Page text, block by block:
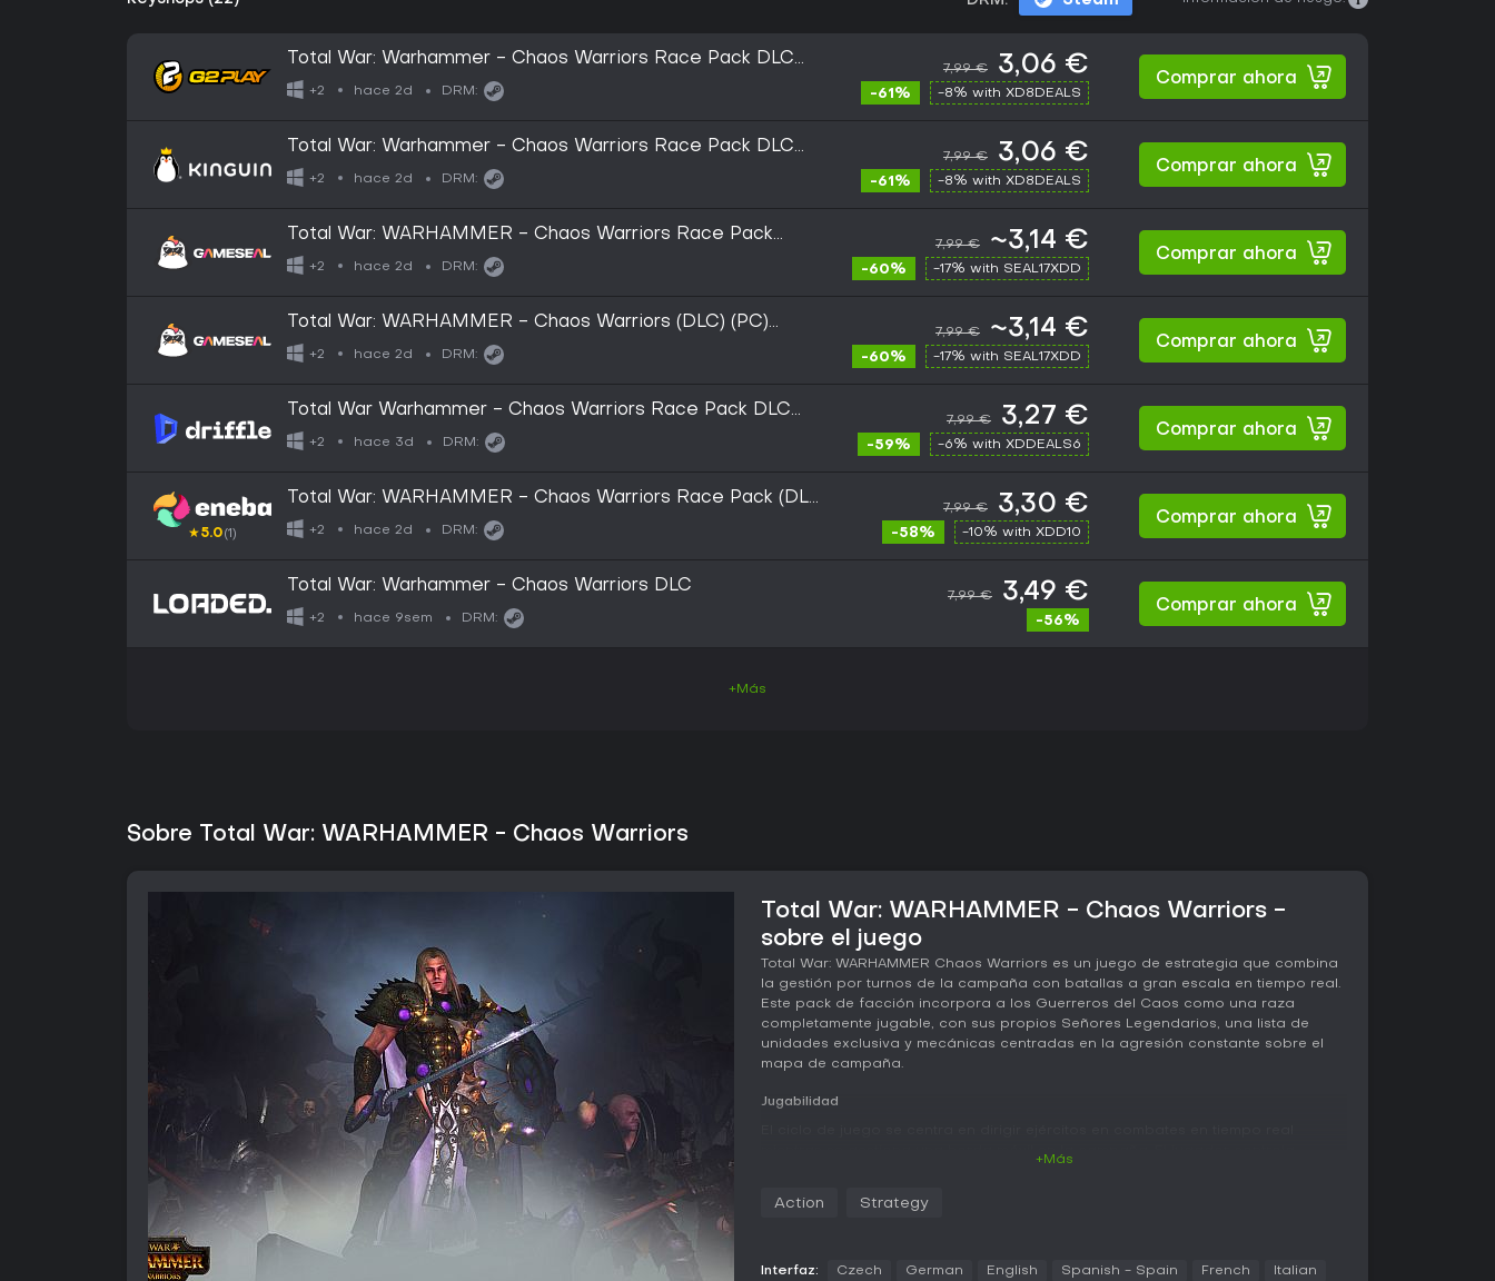
Total War: Warhammer - Chaos Warriors Race Pack DLC
PC Steam CD Key
+2 hace 2d DRM:
7,99 € 3,06 €
-61% -8% with XD8DEALS
Comprar ahora
Total War: Warhammer - Chaos Warriors Race Pack DLC
PC Steam CD Key
+2 hace 2d DRM:
7,99 € 3,06 €
-61% -8% with XD8DEALS
Comprar ahora
Total War: WARHAMMER - Chaos Warriors Race Pack
(DLC) (PC) Steam Key - EU
+2 hace 2d DRM:
7,99 € ~3,14 €
-60% -17% with SEAL17XDD
Comprar ahora
Total War: WARHAMMER - Chaos Warriors (DLC) (PC)
Steam Key - GLOBAL
+2 hace 2d DRM:
7,99 € ~3,14 €
-60% -17% with SEAL17XDD
Comprar ahora
Total War Warhammer - Chaos Warriors Race Pack DLC
(Global) (PC / Mac / Linux) - Steam - Digital Key
+2 hace 3d DRM:
7,99 € 3,27 €
-59% -6% with XDDEALS6
Comprar ahora
★5.0(1)
Total War: WARHAMMER - Chaos Warriors Race Pack (DLC)
Steam Key GLOBAL
+2 hace 2d DRM:
7,99 € 3,30 €
-58% -10% with XDD10
Comprar ahora
Total War: Warhammer - Chaos Warriors DLC
+2 hace 9sem DRM:
7,99 € 3,49 €
-56%
Comprar ahora
+Más
Sobre Total War: WARHAMMER - Chaos Warriors
Total War: WARHAMMER - Chaos Warriors -
sobre el juego
Total War: WARHAMMER Chaos Warriors es un juego de estrategia que combina
la gestión por turnos de la campaña con batallas a gran escala en tiempo real.
Este pack de facción incorpora a los Guerreros del Caos como una raza
completamente jugable, con sus propios Señores Legendarios, una lista de
unidades exclusiva y mecánicas centradas en la agresión constante sobre el
mapa de campaña.
Jugabilidad
acorazados marcan la diferencia. Las unidades del Caos destacan en el
la capa de campaña, la facción prescinde de asentamientos tradicionales y
+Más
Action Strategy
Interfaz: Czech German English Spanish - Spain French Italian